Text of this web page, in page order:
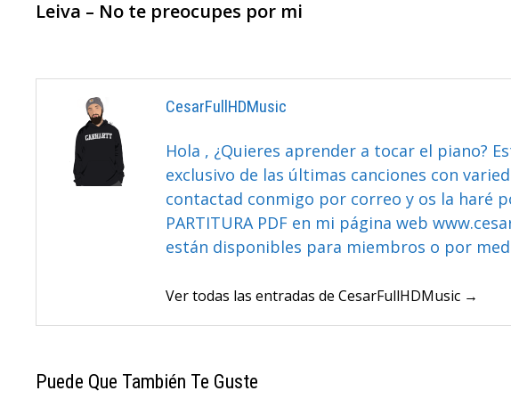
De
anterior:
Leiva – No te preocupes por mi
CesarFullHDMusic
Hola , ¿Quieres aprender a tocar el piano?
exclusivo de las últimas canciones con
contactad conmigo por correo y os la haré
PARTITURA PDF en mi página web
están disponibles para miembros o por
Ver todas las entradas de CesarFullHDMusic →
Puede Que También Te Guste